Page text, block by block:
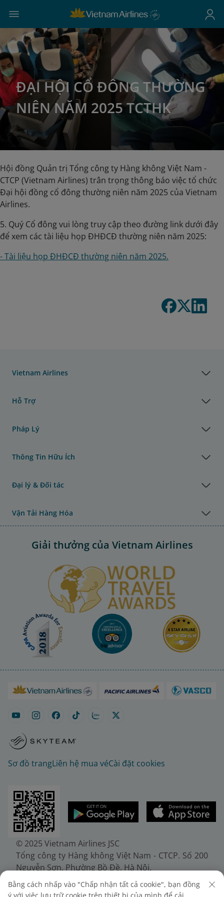
ĐẠI HỘI CỔ ĐÔNG THƯỜNG
NIÊN NĂM 2025 TCTHK
Hội đồng Quản trị Tổng công ty Hàng không Việt Nam -
CTCP (Vietnam Airlines) trân trọng thông báo việc tổ chức
Đại hội đồng cổ đông thường niên năm 2025 của Vietnam
Airlines.
5. Quý Cổ đông vui lòng truy cập theo đường link dưới đây
để xem các tài liệu họp ĐHĐCĐ thường niên năm 2025:
- Tài liệu họp ĐHĐCĐ thường niên năm 2025.
Vietnam Airlines
Hỗ Trợ
Pháp Lý
Thông Tin Hữu Ích
Đại lý & Đối tác
Vận Tải Hàng Hóa
Giải thưởng của Vietnam Airlines
Sơ đồ trangLiên hệ mua véCài đặt cookies
© 2025 Vietnam Airlines JSC
Tổng công ty Hàng không Việt Nam - CTCP. Số 200
Nguyễn Sơn, Phường Bồ Đề, Hà Nội.
Điện thoại: (+84-24) 38272289. Fax: (+84-24)
38722375
Bằng cách nhấp vào "Chấp nhận tất cả cookie", bạn đồng